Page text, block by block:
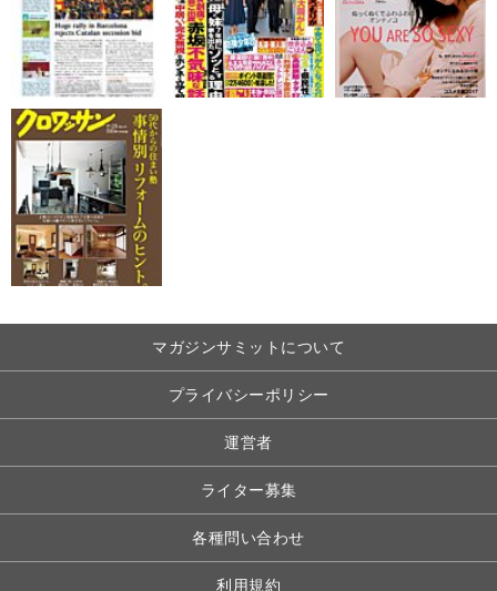
マガジンサミットについて
プライバシーポリシー
運営者
ライター募集
各種問い合わせ
利用規約